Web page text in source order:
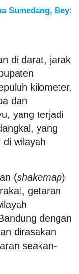
Sumedang, Bey:
di darat, jarak
kilometer.
dan
yang terjadi
yang
di wilayah
(shakemap)
getaran
dengan
dirasakan
seakan-